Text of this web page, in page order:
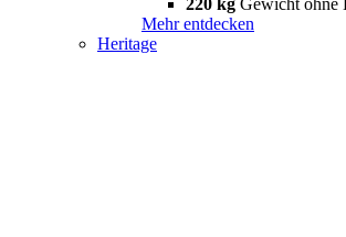
220 kg Gewicht ohne
Mehr entdecken
Heritage